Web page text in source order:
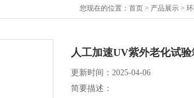
您现在的位置： 首页 > 产品展示 >
人工加速UV紫外老化试验
更新时间：2025-04-06
简要描述：